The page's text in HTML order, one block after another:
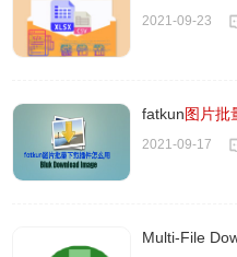
2021-09-23
fatkun图片批
2021-09-17
Multi-File